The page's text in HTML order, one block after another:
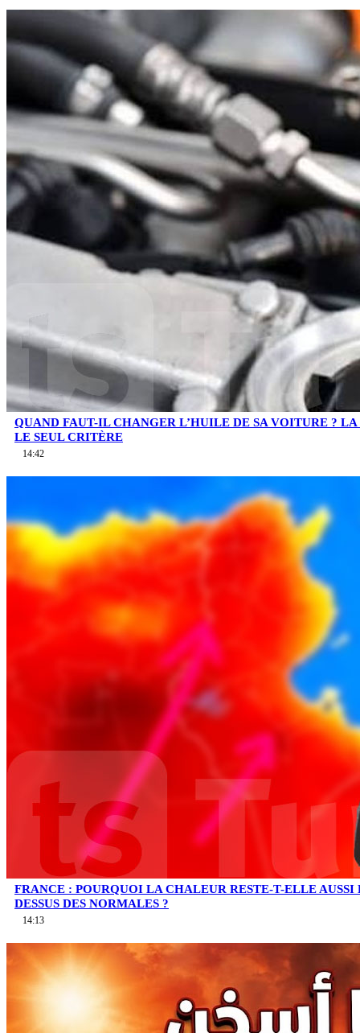
QUAND FAUT-IL CHANGER L’HUILE DE SA VOITURE ? LA
LE SEUL CRITÈRE
14:42
FRANCE : POURQUOI LA CHALEUR RESTE-T-ELLE AUSSI
DESSUS DES NORMALES ?
14:13